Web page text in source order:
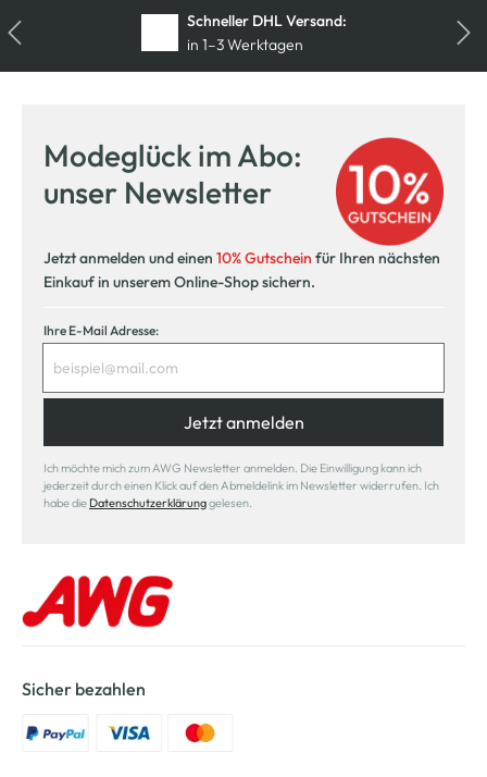
Schneller DHL Versand:
in 1–3 Werktagen
Kostenlose Filiallieferung
in Ihre Wunschfiliale
Modeglück im Abo:
unser Newsletter
Jetzt anmelden und einen 10% Gutschein für Ihren nächsten
Einkauf in unserem Online-Shop sichern.
Ihre E-Mail Adresse:
Jetzt anmelden
Ich möchte mich zum AWG Newsletter anmelden. Die Einwilligung kann ich
jederzeit durch einen Klick auf den Abmeldelink im Newsletter widerrufen. Ich
habe die Datenschutzerklärunggelesen.
Sicher bezahlen